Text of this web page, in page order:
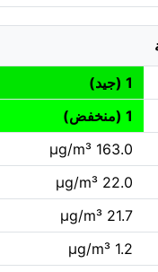
1 (جيد)
1 (منخفض)
163.0 µg/m³
22.0 µg/m³
21.7 µg/m³
1.2 µg/m³